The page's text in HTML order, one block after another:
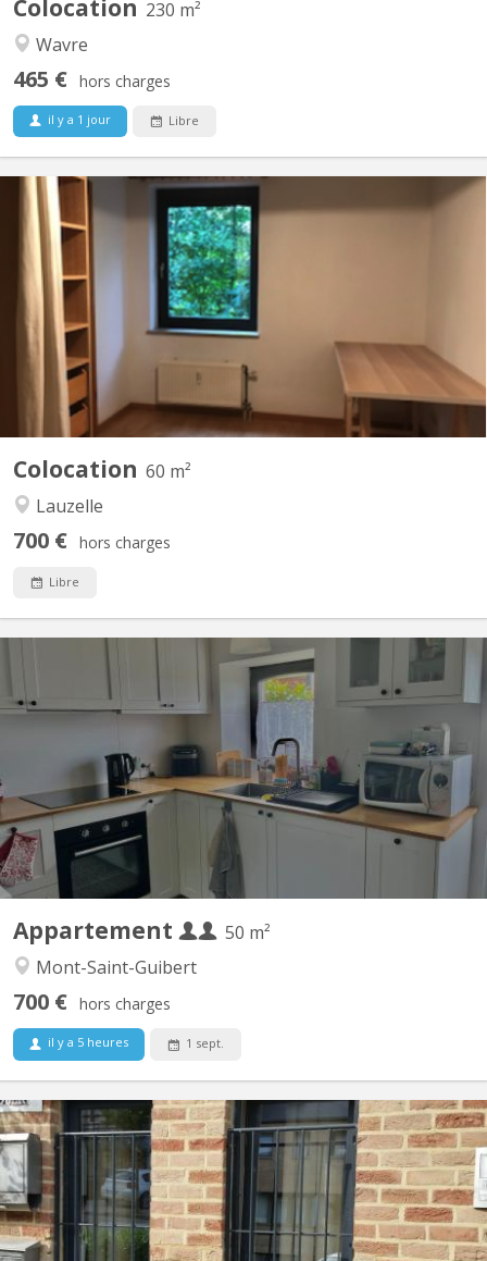
Colocation 230 m²
Wavre
465 € hors charges
il y a 1 jour Libre
Colocation 60 m²
Lauzelle
700 € hors charges
Libre
KV 957
Location du 1/8/26 au 31/7/27 Chambre meublée 11m2 dans
appartement 60m2 disposant de cuisine équipée, salon, coin
repas, salle de bain(Bain & douche), machine à laver, armoire de
rangement hall d'entrée, balcon, cave. L'appartement possède 2
chambres, l'autre étant occupée par la fille du...
Appartement
50 m²
Mont-Saint-Guibert
700 € hors charges
il y a 5 heures 1 sept.
KV 2223
Duplex de 50 m2 situé à Mont-Saint-Guibert dans rue calme Rue
Demi-Lune Le rez comporte un coin cuisine et un salon. A
l'étage, se trouvent une chambre à coucher, la salle de bain
(douche) et la toilette (wc séparé) Un espace buanderie est à
disposition. Pour couple d'étudiant. e. s ou 1...
KV 2081
Appartement lumineux de 56m2 disponible, et possible pour 2
personnes ou couple. Un salon meublé avec 2 divans-lits, tapis et
table de salon et rangé table-bureau; une grande chambre avec 2
lits (1 grand 2 personnes et 1personne), 2 placards de
rangement, et bureau avec fauteuil ; cuisine équipée...